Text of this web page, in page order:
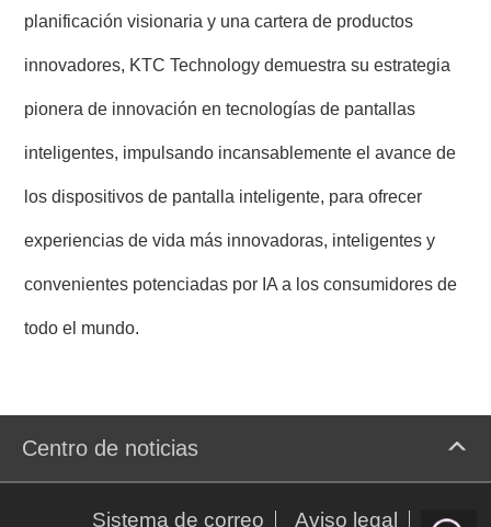
planificación visionaria y una cartera de productos
innovadores, KTC Technology demuestra su estrategia
pionera de innovación en tecnologías de pantallas
inteligentes, impulsando incansablemente el avance de
los dispositivos de pantalla inteligente, para ofrecer
experiencias de vida más innovadoras, inteligentes y
convenientes potenciadas por IA a los consumidores de
todo el mundo.
Centro de noticias
Sistema de correo Aviso legal